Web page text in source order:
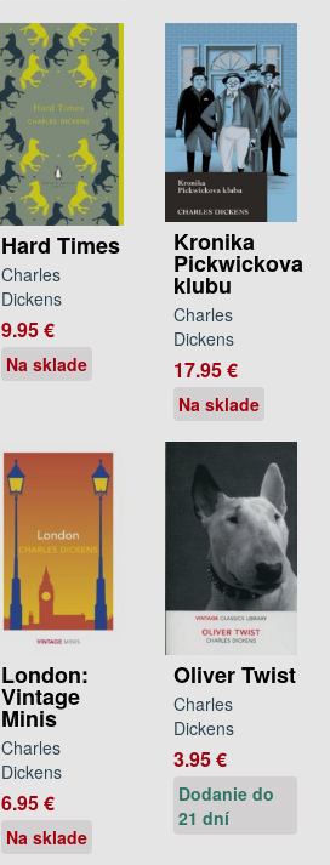
Hard Times
Charles
Dickens
9.95 €
Na sklade
Kronika
Pickwickova
klubu
Charles
Dickens
17.95 €
Na sklade
London:
Vintage
Minis
Charles
Dickens
6.95 €
Na sklade
Oliver Twist
Charles
Dickens
3.95 €
Dodanie do
21 dní